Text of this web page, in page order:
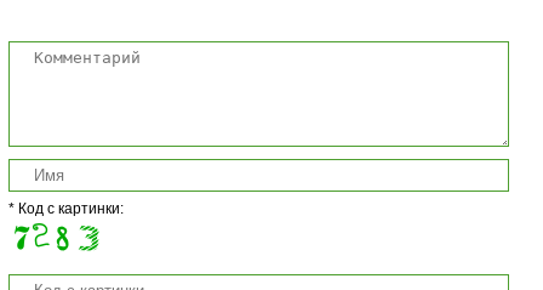
* Код с картинки: